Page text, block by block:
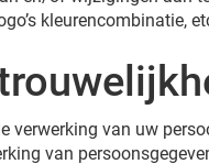
verwerking van uw
van